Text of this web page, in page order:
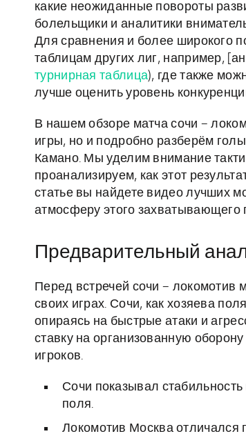
какие неожиданные повороты
болельщики и аналитики
Для сравнения и более широкого
таблицам других лиг, например,
турнирная таблица), где также
лучше оценить уровень
В нашем обзоре матча сочи –
игры, но и подробно разберём
Камано. Мы уделим внимание
проанализируем, как этот
статье вы найдете видео лучших
атмосферу этого захватывающего
Предварительный
Перед встречей сочи –
своих играх. Сочи, как хозяева
опираясь на быстрые атаки и
ставку на организованную
игроков.
Сочи показывал
поля.
Локомотив Москва отличался